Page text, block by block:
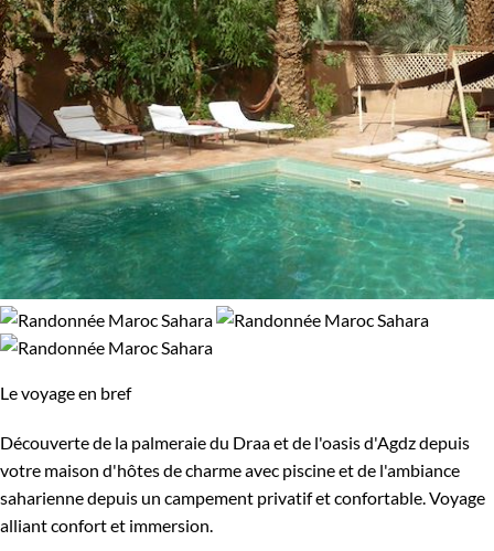
Le voyage en bref
Découverte de la palmeraie du Draa et de l'oasis d'Agdz depuis
votre maison d'hôtes de charme avec piscine et de l'ambiance
saharienne depuis un campement privatif et confortable. Voyage
alliant confort et immersion.